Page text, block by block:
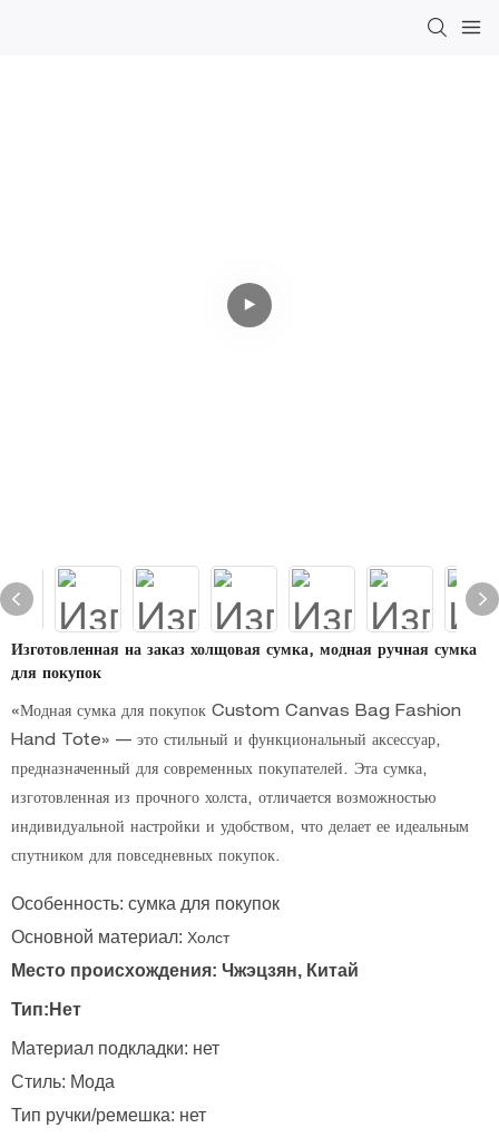
Изготовленная на заказ холщовая сумка, модная ручная сумка
для покупок
«Модная сумка для покупок Custom Canvas Bag Fashion
Hand Tote» — это стильный и функциональный аксессуар,
предназначенный для современных покупателей. Эта сумка,
изготовленная из прочного холста, отличается возможностью
индивидуальной настройки и удобством, что делает ее идеальным
спутником для повседневных покупок.
Особенность: сумка для покупок
Основной материал: Холст
Место происхождения: Чжэцзян, Китай
Тип:Нет
Материал подкладки: нет
Стиль: Мода
Тип ручки/ремешка: нет